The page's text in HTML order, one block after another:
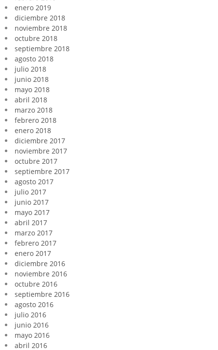
enero 2019
diciembre 2018
noviembre 2018
octubre 2018
septiembre 2018
agosto 2018
julio 2018
junio 2018
mayo 2018
abril 2018
marzo 2018
febrero 2018
enero 2018
diciembre 2017
noviembre 2017
octubre 2017
septiembre 2017
agosto 2017
julio 2017
junio 2017
mayo 2017
abril 2017
marzo 2017
febrero 2017
enero 2017
diciembre 2016
noviembre 2016
octubre 2016
septiembre 2016
agosto 2016
julio 2016
junio 2016
mayo 2016
abril 2016